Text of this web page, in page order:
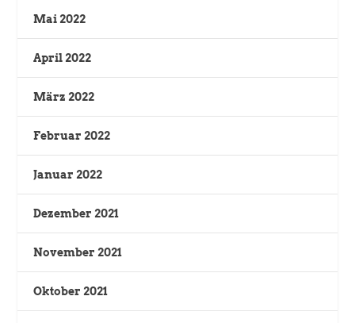
Mai 2022
April 2022
März 2022
Februar 2022
Januar 2022
Dezember 2021
November 2021
Oktober 2021